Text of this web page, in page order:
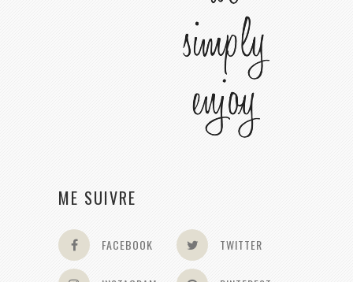
ME SUIVRE
FACEBOOK TWITTER